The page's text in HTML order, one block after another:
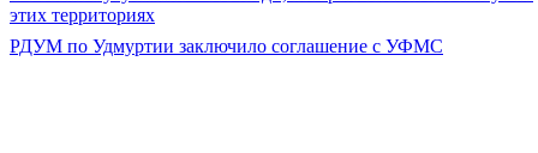
этих территориях
РДУМ по Удмуртии заключило соглашение с УФМС